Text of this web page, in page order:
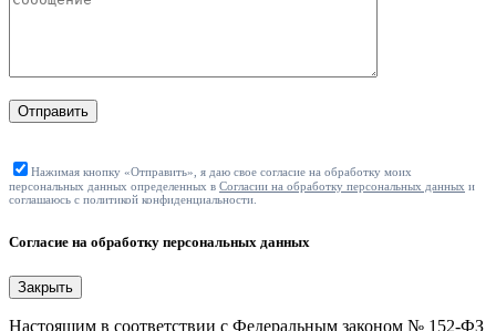
Отправить
Нажимая кнопку «Отправить», я даю свое согласие на обработку моих
персональных данных определенных в Согласии на обработку персональных данных и
соглашаюсь с политикой конфиденциальности.
Согласие на обработку персональных данных
Закрыть
Настоящим в соответствии с Федеральным законом № 152-ФЗ